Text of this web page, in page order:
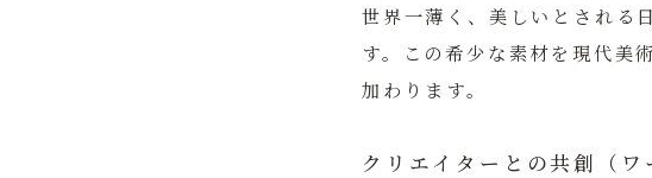
世界一薄く、美しいとされる
す。この希少な素材を現代美
加わります。
クリエイターとの共創（ワ